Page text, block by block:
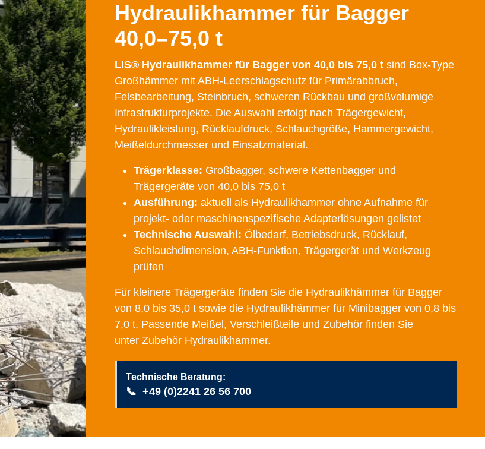
Hydraulikhammer für Bagger
40,0–75,0 t
LIS® Hydraulikhammer für Bagger von 40,0 bis 75,0 t sind Box-Type
Großhämmer mit ABH-Leerschlagschutz für Primärabbruch,
Felsbearbeitung, Steinbruch, schweren Rückbau und großvolumige
Infrastrukturprojekte. Die Auswahl erfolgt nach Trägergewicht,
Hydraulikleistung, Rücklaufdruck, Schlauchgröße, Hammergewicht,
Meißeldurchmesser und Einsatzmaterial.
Trägerklasse: Großbagger, schwere Kettenbagger und
Trägergeräte von 40,0 bis 75,0 t
Ausführung: aktuell als Hydraulikhammer ohne Aufnahme für
projekt- oder maschinenspezifische Adapterlösungen gelistet
Technische Auswahl: Ölbedarf, Betriebsdruck, Rücklauf,
Schlauchdimension, ABH-Funktion, Trägergerät und Werkzeug
prüfen
Für kleinere Trägergeräte finden Sie die Hydraulikhämmer für Bagger
von 8,0 bis 35,0 t sowie die Hydraulikhämmer für Minibagger von 0,8 bis
7,0 t. Passende Meißel, Verschleißteile und Zubehör finden Sie
unter Zubehör Hydraulikhammer.
Technische Beratung:
📞 +49 (0)2241 26 56 700